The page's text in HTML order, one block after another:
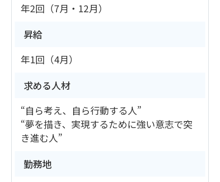
年2回（7月・12月）
昇給
年1回（4月）
求める人材
“自ら考え、自ら行動する人”
“夢を描き、実現するために強い意志で突
き進む人”
勤務地